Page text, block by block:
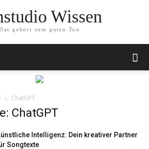
Wissen
gehört zum guten Ton
ChatGPT
ChatGPT
Intelligenz: Dein kreativer Partner
Songtexte